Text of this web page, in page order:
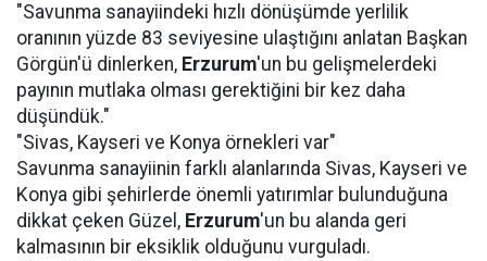
"Savunma sanayiindeki hızlı dönüşümde yerlilik
oranının yüzde 83 seviyesine ulaştığını anlatan Başkan
Görgün'ü dinlerken, Erzurum'un bu gelişmelerdeki
payının mutlaka olması gerektiğini bir kez daha
düşündük."
"Sivas, Kayseri ve Konya örnekleri var"
Savunma sanayiinin farklı alanlarında Sivas, Kayseri ve
Konya gibi şehirlerde önemli yatırımlar bulunduğuna
dikkat çeken Güzel, Erzurum'un bu alanda geri
kalmasının bir eksiklik olduğunu vurguladı.